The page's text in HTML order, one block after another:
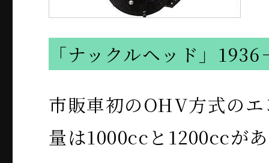
「ナックルヘッド」
市販車初のOHV方式の
量は1000ccと1200ccが